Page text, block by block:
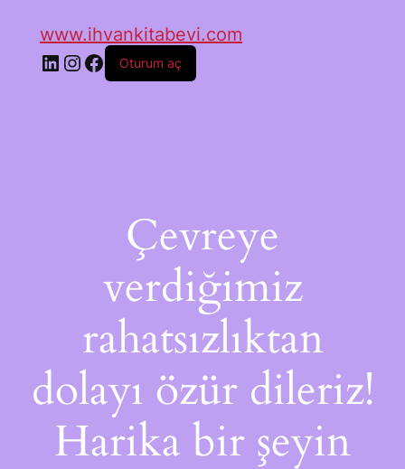
www.ihvankitabevi.com
Oturum aç
Çevreye
verdiğimiz
rahatsızlıktan
dolayı özür dileriz!
Harika bir şeyin